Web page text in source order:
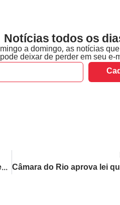
Notícias todos os
a domingo, as notícias
pode deixar de perder em seu e-
Operação Contenção: Forças de Segurança do RJ Realizam Nova Fase no Complexo do Salgueiro, em São Gonçalo